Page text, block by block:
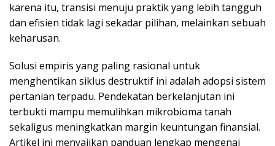
karena itu, transisi menuju praktik yang lebih tangguh
dan efisien tidak lagi sekadar pilihan, melainkan sebuah
keharusan.
Solusi empiris yang paling rasional untuk
menghentikan siklus destruktif ini adalah adopsi sistem
pertanian terpadu. Pendekatan berkelanjutan ini
terbukti mampu memulihkan mikrobioma tanah
sekaligus meningkatkan margin keuntungan finansial.
Artikel ini menyajikan panduan lengkap mengenai